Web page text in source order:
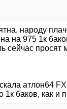
народу
на 975 1к
сейчас просят
атлон64
1к баков, как и